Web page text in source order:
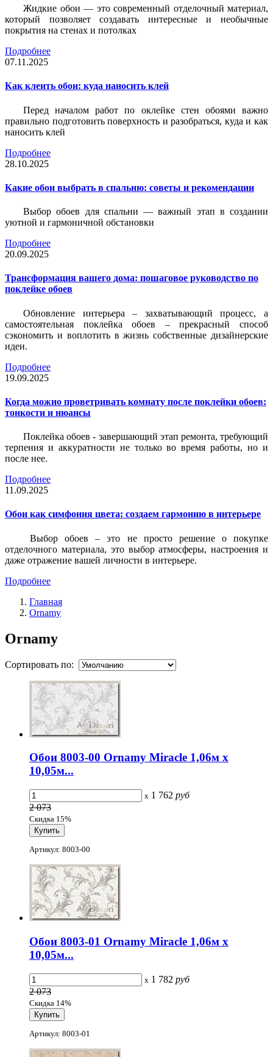
Жидкие обои — это современный отделочный материал,
который позволяет создавать интересные и необычные
покрытия на стенах и потолках
Подробнее
07.11.2025
Как клеить обои: куда наносить клей
Перед началом работ по оклейке стен обоями важно
правильно подготовить поверхность и разобраться, куда и как
наносить клей
Подробнее
28.10.2025
Какие обои выбрать в спальню: советы и рекомендации
Выбор обоев для спальни — важный этап в создании
уютной и гармоничной обстановки
Подробнее
20.09.2025
Трансформация вашего дома: пошаговое руководство по
поклейке обоев
Обновление интерьера – захватывающий процесс, а
самостоятельная поклейка обоев – прекрасный способ
сэкономить и воплотить в жизнь собственные дизайнерские
идеи.
Подробнее
19.09.2025
Когда можно проветривать комнату после поклейки обоев:
тонкости и нюансы
Поклейка обоев - завершающий этап ремонта, требующий
терпения и аккуратности не только во время работы, но и
после нее.
Подробнее
11.09.2025
Обои как симфония цвета: создаем гармонию в интерьере
Выбор обоев – это не просто решение о покупке
отделочного материала, это выбор атмосферы, настроения и
даже отражение вашей личности в интерьере.
Подробнее
Главная
Ornamy
Ornamy
Сортировать по:
Обои 8003-00 Ornamy Miracle 1,06м х
10,05м...
x 1 762 руб
2 073
Скидка 15%
Артикул: 8003-00
Обои 8003-01 Ornamy Miracle 1,06м х
10,05м...
x 1 782 руб
2 073
Скидка 14%
Артикул: 8003-01